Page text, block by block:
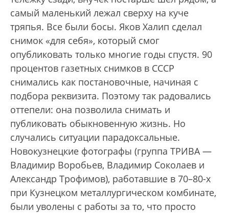
самый маленький лежал сверху на куче
тряпья. Все были босы. Яков Халип сделал
снимок «для себя», который смог
опубликовать только многие годы спустя. 90
процентов газетных снимков в CCCР
снимались как постановочные, начиная с
подбора реквизита. Поэтому так радовались
оттепели: она позволила снимать и
публиковать обыкновенную жизнь. Но
случались ситуации парадоксальные.
Новокузнецкие фотографы (группа ТРИВА —
Владимир Воробьев, Владимир Соколаев и
Александр Трофимов), работавшие в 70–80-х
при Кузнецком металлургическом комбинате,
были уволены с работы за то, что просто